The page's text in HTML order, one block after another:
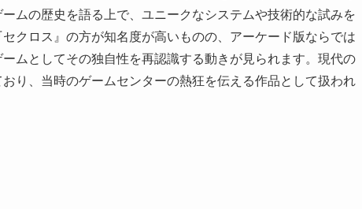
ムの歴史を語る上で、ユニークなシステムや技術的な試みを
クロス』の方が知名度が高いものの、アーケード版ならでは
ムとしてその独自性を再認識する動きが見られます。現代の
り、当時のゲームセンターの熱狂を伝える作品として扱われ